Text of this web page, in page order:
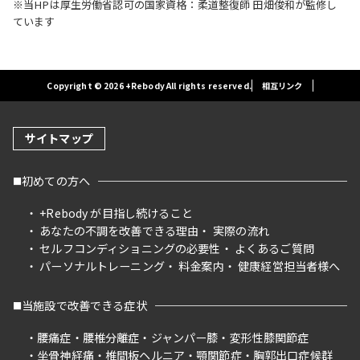
※当HPは厚生労働省認可の国家資格：柔道整復師 田畑俊和が監修し
ています
Copyright © 2026 +Rebody All rights reserved. 相互リンク
サイトマップ
初めての方へ
+Rebody が目指し続けること
あなたの不調を改善できる理由
実際の流れ
セルフコンディショニングの必要性
よくあるご質問
パーソナルトレーニング
料金案内 健康経営担当者様へ
当施設で改善できる症状
腰痛症
腰椎分離症 ジャンパー膝
変形性膝関節症
坐骨神経痛
椎間板ヘルニア 顎関節症 胸郭出口症候群